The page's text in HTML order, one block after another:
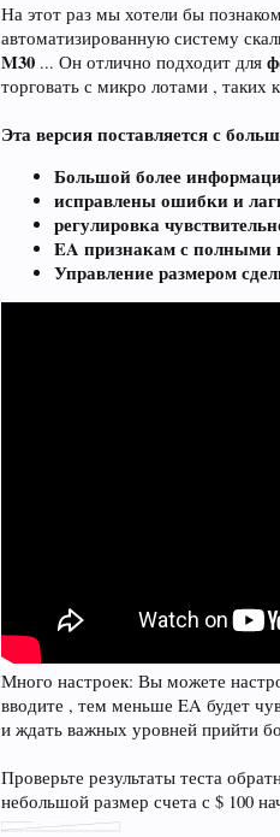
На этот раз мы хотели бы
автоматизированную систему
M30 ... Он отлично подходит для
торговать с микро лотами , таких
Эта версия поставляется с
Большой более
исправлены ошибки и
регулировка
EA признакам с полными
Управление размером
Много настроек: Вы можете
вводите , тем меньше EA будет
и ждать важных уровней прийти
Проверьте результаты теста
небольшой размер счета с $ 100